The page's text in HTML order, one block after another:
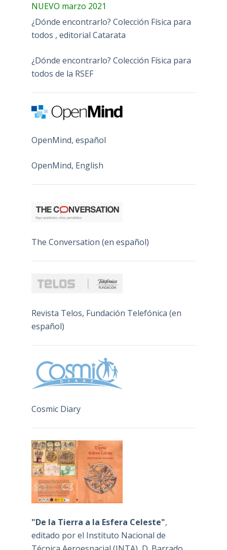
NUEVO marzo 2021
¿Dónde encontrarlo? Colección Física para
todos , editorial Catarata
¿Dónde encontrarlo? Colección Física para
todos de la RSEF
OpenMind, español
OpenMind, English
The Conversation (en español)
Revista Telos, Fundación Telefónica (en
español)
Cosmic Diary
"De la Tierra a la Esfera Celeste",
editado por el Instituto Nacional de